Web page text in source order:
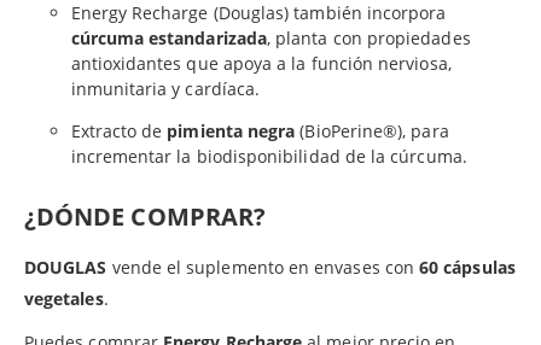
Energy Recharge (Douglas) también incorpora
cúrcuma estandarizada, planta con propiedades
antioxidantes que apoya a la función nerviosa,
inmunitaria y cardíaca.
Extracto de pimienta negra (BioPerine®), para
incrementar la biodisponibilidad de la cúrcuma.
¿DÓNDE COMPRAR?
DOUGLAS vende el suplemento en envases con60 cápsulas
vegetales.